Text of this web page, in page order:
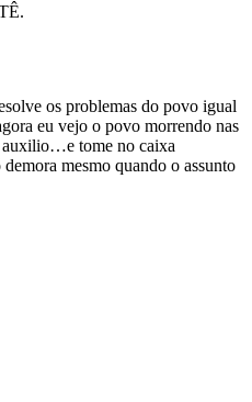
os problemas do povo igual
eu vejo o povo morrendo nas
auxilio…e tome no caixa
mesmo quando o assunto